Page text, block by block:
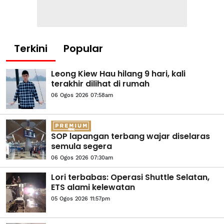
Terkini Popular
Leong Kiew Hau hilang 9 hari, kali
terakhir dilihat di rumah
06 Ogos 2026 07:58am
SOP lapangan terbang wajar diselaras
semula segera
06 Ogos 2026 07:30am
Lori terbabas: Operasi Shuttle Selatan,
ETS alami kelewatan
05 Ogos 2026 11:57pm